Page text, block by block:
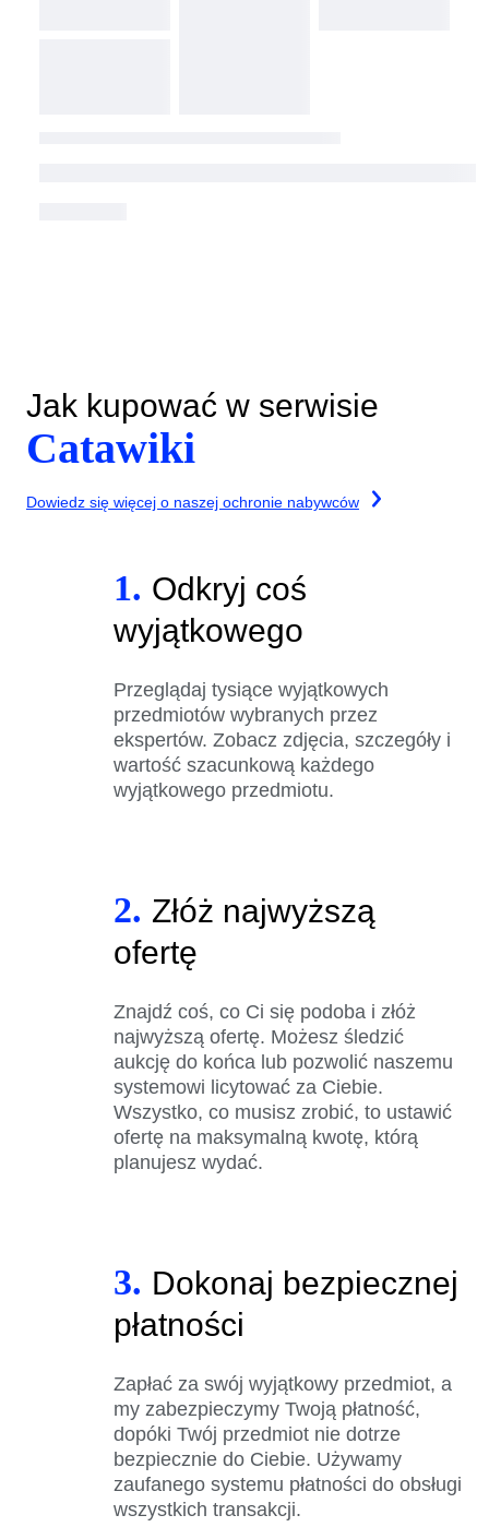
Jak kupować w serwisie
Catawiki
Dowiedz się więcej o naszej ochronie nabywców
1. Odkryj coś
wyjątkowego
Przeglądaj tysiące wyjątkowych
przedmiotów wybranych przez
ekspertów. Zobacz zdjęcia, szczegóły i
wartość szacunkową każdego
wyjątkowego przedmiotu.
2. Złóż najwyższą
ofertę
Znajdź coś, co Ci się podoba i złóż
najwyższą ofertę. Możesz śledzić
aukcję do końca lub pozwolić naszemu
systemowi licytować za Ciebie.
Wszystko, co musisz zrobić, to ustawić
ofertę na maksymalną kwotę, którą
planujesz wydać.
3. Dokonaj bezpiecznej
płatności
Zapłać za swój wyjątkowy przedmiot, a
my zabezpieczymy Twoją płatność,
dopóki Twój przedmiot nie dotrze
bezpiecznie do Ciebie. Używamy
zaufanego systemu płatności do obsługi
wszystkich transakcji.